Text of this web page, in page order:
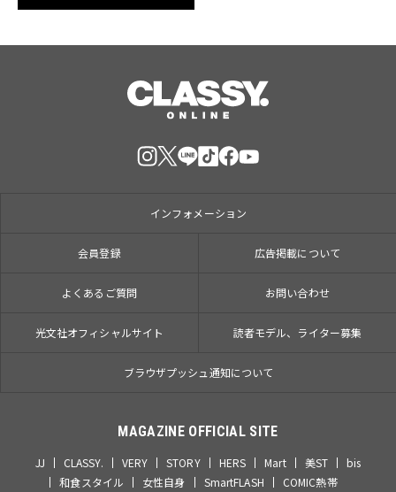
インフォメーション
会員登録 広告掲載について
よくあるご質問 お問い合わせ
光文社オフィシャルサイト 読者モデル、ライター募集
ブラウザプッシュ通知について
MAGAZINE OFFICIAL SITE
JJ CLASSY. VERY STORY HERS Mart 美ST
bis
和食スタイル
女性自身 SmartFLASH COMIC熱帯